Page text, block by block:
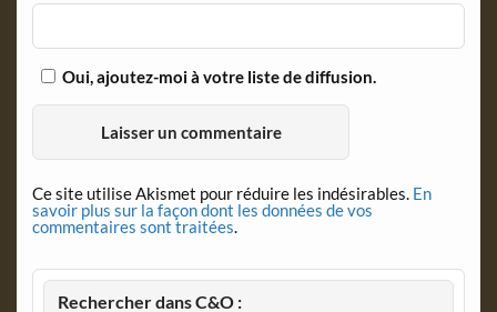
Oui, ajoutez-moi à votre liste de diffusion.
Ce site utilise Akismet pour réduire les indésirables. En
savoir plus sur la façon dont les données de vos
commentaires sont traitées.
Rechercher dans C&O :